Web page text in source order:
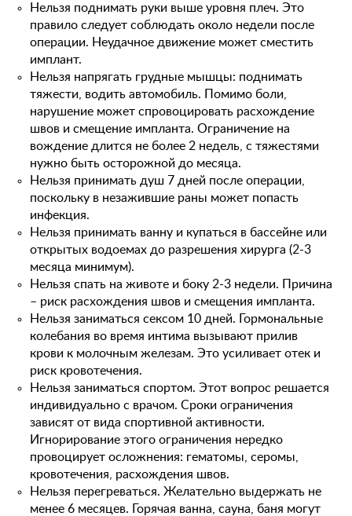
Нельзя поднимать руки выше уровня плеч. Это
правило следует соблюдать около недели после
операции. Неудачное движение может сместить
имплант.
Нельзя напрягать грудные мышцы: поднимать
тяжести, водить автомобиль. Помимо боли,
нарушение может спровоцировать расхождение
швов и смещение импланта. Ограничение на
вождение длится не более 2 недель, с тяжестями
нужно быть осторожной до месяца.
Нельзя принимать душ 7 дней после операции,
поскольку в незажившие раны может попасть
инфекция.
Нельзя принимать ванну и купаться в бассейне или
открытых водоемах до разрешения хирурга (2-3
месяца минимум).
Нельзя спать на животе и боку 2-3 недели. Причина
– риск расхождения швов и смещения импланта.
Нельзя заниматься сексом 10 дней. Гормональные
колебания во время интима вызывают прилив
крови к молочным железам. Это усиливает отек и
риск кровотечения.
Нельзя заниматься спортом. Этот вопрос решается
индивидуально с врачом. Сроки ограничения
зависят от вида спортивной активности.
Игнорирование этого ограничения нередко
провоцирует осложнения: гематомы, серомы,
кровотечения, расхождения швов.
Нельзя перегреваться. Желательно выдержать не
менее 6 месяцев. Горячая ванна, сауна, баня могут